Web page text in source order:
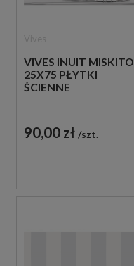
VIVES INUIT MISKITO
25X75 PŁYTKI
ŚCIENNE
90,00 zł szt.